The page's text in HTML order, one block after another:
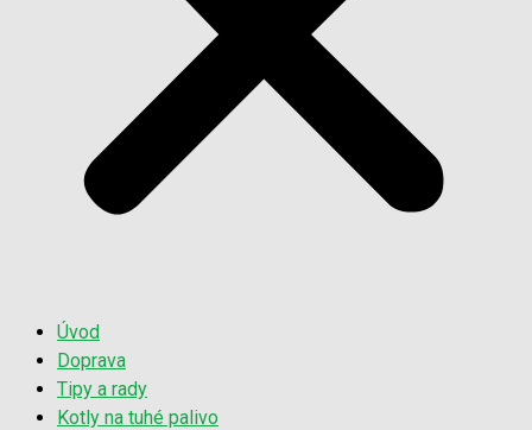
Úvod
Doprava
Tipy a rady
Kotly na tuhé palivo